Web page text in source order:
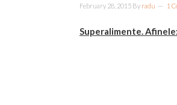
February 28, 2015 By radu 1
Superalimente.